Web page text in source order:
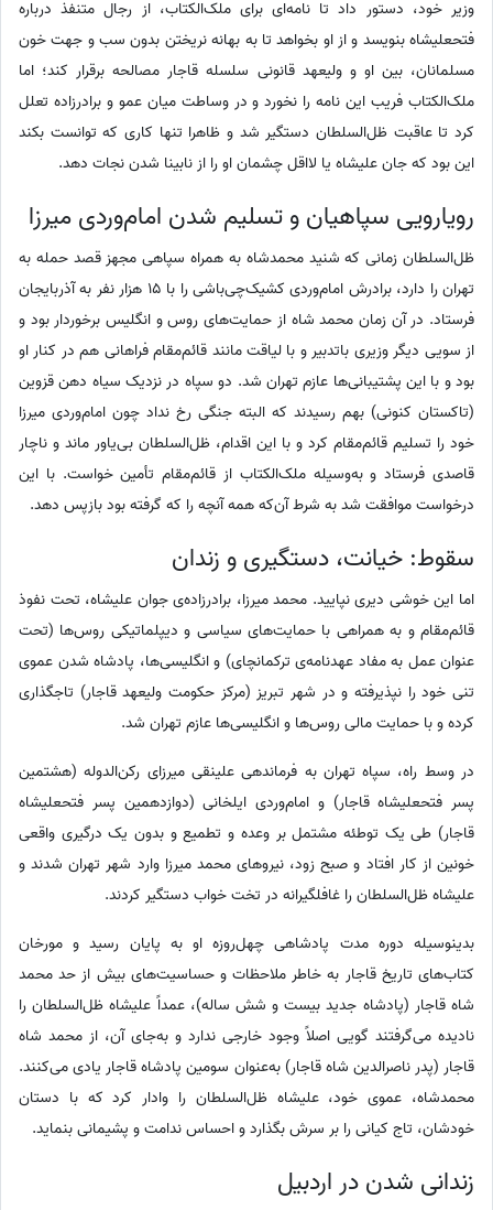
وزیر خود، دستور داد تا نامه‌ای برای ملک‌الکتاب، از رجال متنفذ درباره
فتحعلیشاه بنویسد و از او بخواهد تا به بهانه نریختن بدون سب و جهت خون
مسلمانان، بین او و ولیعهد قانونی سلسله قاجار مصالحه برقرار کند؛ اما
ملک‌الکتاب فریب این نامه را نخورد و در وساطت میان عمو و برادرزاده تعلل
کرد تا عاقبت ظل‌السلطان دستگیر شد و ظاهرا تنها کاری که توانست بکند
این بود که جان علیشاه یا لااقل چشمان او را از نابینا شدن نجات دهد.
رویارویی سپاهیان و تسلیم شدن امام‌وردی میرزا
ظل‌السلطان زمانی که شنید محمدشاه به همراه سپاهی مجهز قصد حمله به
تهران را دارد، برادرش امام‌وردی کشیک‌چی‌باشی را با 15 هزار نفر به آذربایجان
فرستاد. در آن زمان محمد شاه از حمایت‌های روس و انگلیس برخوردار بود و
از سویی دیگر وزیری باتدبیر و با لیاقت مانند قائم‌مقام فراهانی هم در کنار او
بود و با این پشتیبانی‌ها عازم تهران شد. دو سپاه در نزدیک سیاه دهن قزوین
(تاکستان کنونی) بهم رسیدند که البته جنگی رخ نداد چون امام‌وردی میرزا
خود را تسلیم قائم‌مقام کرد و با این اقدام، ظل‌السلطان بی‌یاور ماند و ناچار
قاصدی فرستاد و به‌وسیله ملک‌الکتاب از قائم‌مقام تأمین خواست. با این
درخواست موافقت شد به شرط آن‌که همه آنچه را که گرفته بود بازپس دهد.
سقوط: خیانت، دستگیری و زندان
اما این خوشی دیری نپایید. محمد میرزا، برادرزاده‌ی جوان علیشاه، تحت نفوذ
قائم‌مقام و به همراهی با حمایت‌های سیاسی و دیپلماتیکی روس‌ها (تحت
عنوان عمل به مفاد عهدنامه‌ی ترکمانچای) و انگلیسی‌ها، پادشاه شدن عموی
تنی خود را نپذیرفته و در شهر تبریز (مرکز حکومت ولیعهد قاجار) تاجگذاری
کرده و با حمایت مالی روس‌ها و انگلیسی‌ها عازم تهران شد.
در وسط راه، سپاه تهران به فرماندهی علینقی میرزای رکن‌الدوله (هشتمین
پسر فتحعلیشاه قاجار) و امام‌وردی ایلخانی (دوازدهمین پسر فتحعلیشاه
قاجار) طی یک توطئه مشتمل بر وعده و تطمیع و بدون یک درگیری واقعی
خونین از کار افتاد و صبح زود، نیروهای محمد میرزا وارد شهر تهران شدند و
علیشاه ظل‌السلطان را غافلگیرانه در تخت خواب دستگیر کردند.
بدینوسیله دوره مدت پادشاهی چهل‌روزه او به پایان رسید و مورخان
کتاب‌های تاریخ قاجار به خاطر ملاحظات و حساسیت‌های بیش از حد محمد
شاه قاجار (پادشاه جدید بیست و شش ساله)، عمداً علیشاه ظل‌السلطان را
نادیده می‌گرفتند گویی اصلاً وجود خارجی ندارد و به‌جای آن، از محمد شاه
قاجار (پدر ناصرالدین شاه قاجار) به‌عنوان سومین پادشاه قاجار یادی می‌کنند.
محمدشاه، عموی خود، علیشاه ظل‌السلطان را وادار کرد که با دستان
خودشان، تاج کیانی را بر سرش بگذارد و احساس ندامت و پشیمانی بنماید.
زندانی شدن در اردبیل